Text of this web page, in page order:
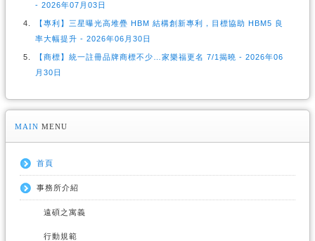
- 2026年07月03日
【專利】三星曝光高堆疊 HBM 結構創新專利，目標協助 HBM5 良
率大幅提升 - 2026年06月30日
【商標】統一註冊品牌商標不少…家樂福更名 7/1揭曉 - 2026年06
月30日
MAIN MENU
首頁
事務所介紹
遠碩之寓義
行動規範